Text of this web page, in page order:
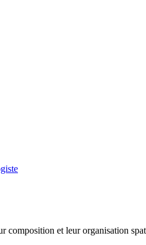
composition et leur organisation